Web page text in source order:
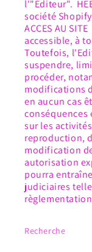
l'"Editeur".
société
ACCES AU
accessible, à
Toutefois,
suspendre,
procéder,
modifications
en aucun cas
sur les
reproduction,
modification
autorisation
pourra
judiciaires
Recherche